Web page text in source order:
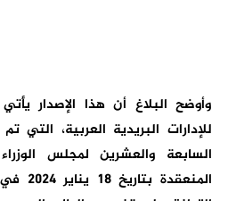
وأوضح البلاغ أن هذا الإصدار
للإدارات البريدية العربية، التي
السابعة والعشرين لمجلس